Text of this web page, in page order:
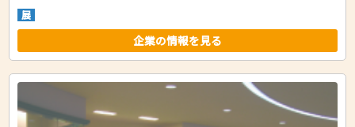
展
企業の情報を見る